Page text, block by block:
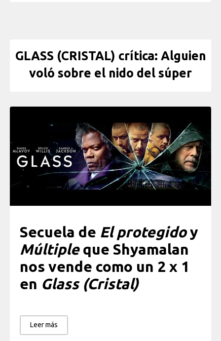
GLASS (CRISTAL) crítica: Alguien
voló sobre el nido del súper
Secuela de El protegidoy
Múltipleque Shyamalan
nos vende como un 2 x 1
en Glass (Cristal)
Leer más